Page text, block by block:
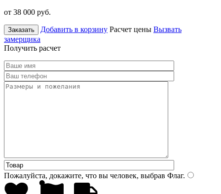
от 38 000 руб.
Заказать Добавить в корзину Расчет цены Вызвать
замерщика
Получить расчет
Пожалуйста, докажите, что вы человек, выбрав Флаг.